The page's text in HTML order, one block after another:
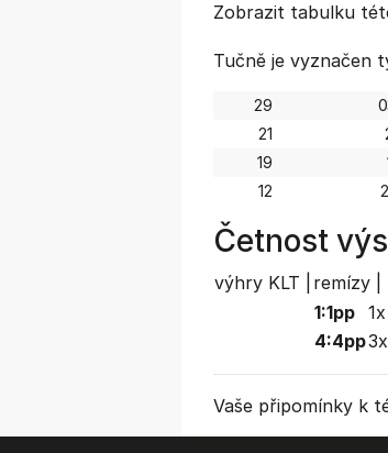
Zobrazit tabulku
Tučně je vyznačen
29
21
19
12
Četnost
výhry KLT | remízy |
1:1pp
1x
4:4pp3x
Vaše připomínky k